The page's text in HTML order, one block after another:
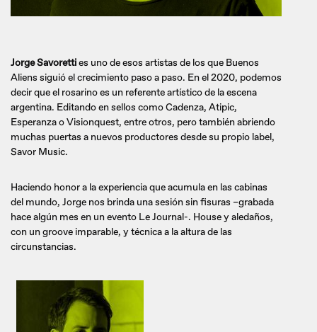
Jorge Savoretties uno de esos artistas de los que Buenos
Aliens siguió el crecimiento paso a paso. En el 2020, podemos
decir que el rosarino es un referente artístico de la escena
argentina. Editando en sellos como Cadenza, Atipic,
Esperanza o Visionquest, entre otros, pero también abriendo
muchas puertas a nuevos productores desde su propio label,
Savor Music.
Haciendo honor a la experiencia que acumula en las cabinas
del mundo, Jorge nos brinda una sesión sin fisuras –grabada
hace algún mes en un evento Le Journal-. House y aledaños,
con un groove imparable, y técnica a la altura de las
circunstancias.